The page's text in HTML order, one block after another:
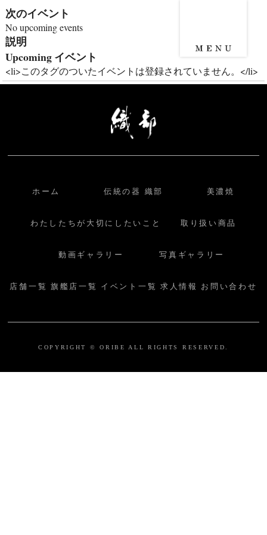
次のイベント
No upcoming events
説明
Upcoming イベント
<li>このタグのついたイベントは登録されていません。</li>
ホーム 伝統の器 織部 美濃焼
わたしたちが大切にしたいこと 取り扱い商品
動画ギャラリー 写真ギャラリー
店舗一覧 旗艦店一覧 イベント一覧 求人情報 お問い合わせ
COPYRIGHT © ORIBE ALL RIGHTS RESERVED.